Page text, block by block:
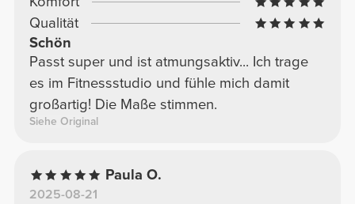
Qualität
Schön
Passt super und ist atmungsaktiv... Ich trage
es im Fitnessstudio und fühle mich damit
großartig! Die Maße stimmen.
Siehe Original
Paula O.
2025-08-21